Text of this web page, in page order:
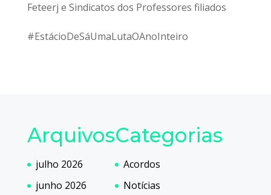
Feteerj e Sindicatos dos Professores filiados
#EstácioDeSáUmaLutaOAnoInteiro
Arquivos
julho 2026
junho 2026
Categorias
Acordos
Notícias